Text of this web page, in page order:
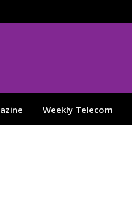
Weekly Telecom